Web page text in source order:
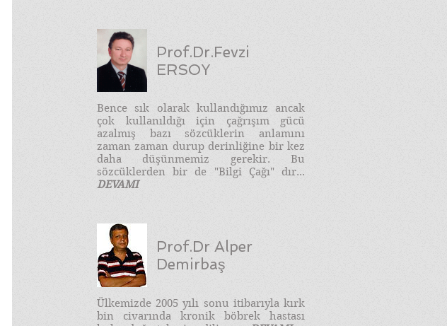
Prof.Dr.Fevzi
ERSOY
​Bence sık olarak kullandığımız ancak
çok kullanıldığı için çağrışım gücü
azalmış bazı sözcüklerin anlamını
zaman zaman durup derinliğine bir kez
daha düşünmemiz gerekir. Bu
sözcüklerden bir de "Bilgi Çağı" dır...
DEVAMI
Prof.Dr Alper
Demirbaş
Ülkemizde 2005 yılı sonu itibarıyla kırk
bin civarında kronik böbrek hastası